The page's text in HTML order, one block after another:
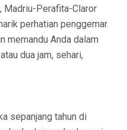
Madriu-Perafita-Claror
perhatian penggemar.
memandu Anda dalam
dua jam, sehari,
sepanjang tahun di